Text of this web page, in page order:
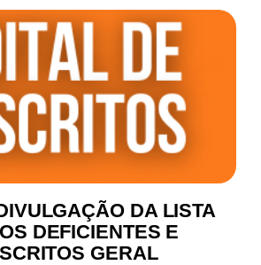
DA LISTA
DEFICIENTES E
GERAL